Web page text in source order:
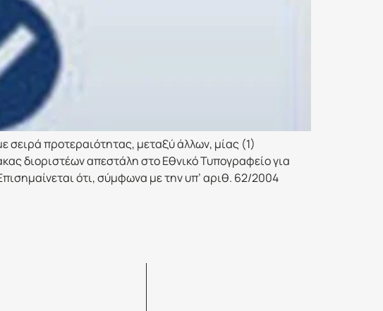
προτεραιότητας, μεταξύ άλλων, μίας (1)
διοριστέων απεστάλη στο Εθνικό Τυπογραφείο για
ότι, σύμφωνα με την υπ’ αριθ. 62/2004